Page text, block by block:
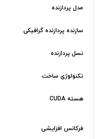
مدل پردازنده
سازنده پردازنده گرافیکی
نسل پردازنده
تکنولوژی ساخت
هسته CUDA
فرکانس افزایشی